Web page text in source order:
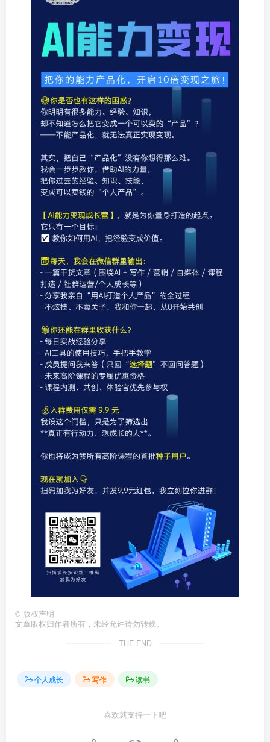
© 版权声明
文章版权归作者所有，未经允许请勿转载。
THE END
个人成长 写作 读书
喜欢就支持一下吧